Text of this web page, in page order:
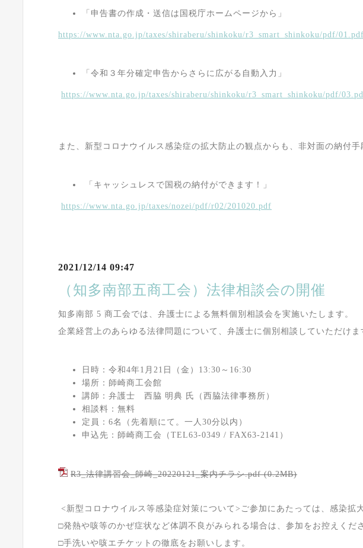
「申告書の作成・送信は国税庁ホームページから」
https://www.nta.go.jp/taxes/shiraberu/shinkoku/r3_smart_shinkoku/pdf/01.pdf
「令和３年分確定申告からさらに広がる自動入力」
https://www.nta.go.jp/taxes/shiraberu/shinkoku/r3_smart_shinkoku/pdf/
また、新型コロナウイルス感染症の拡大防止の観点からも、非対面の納付
「キャッシュレスで国税の納付ができます！」
https://www.nta.go.jp/taxes/nozei/pdf/r02/201020.pdf
2021/12/14 09:47
（知多南部五商工会）法律相談会の開催
知多南部 5 商工会では、弁護士による無料個別相談会を実施いたします。
企業経営上のあらゆる法律問題について、弁護士に個別相談していただけま
日時：令和4年1月21日（金）13:30～16:30
場所：師崎商工会館
講師：弁護士 西脇 明典 氏（西脇法律事務所）
相談料：無料
定員：6名（先着順にて。一人30分以内）
申込先：師崎商工会（TEL63-0349 / FAX63-2141）
R3_法律講習会_師崎_20220121_案内チラシ.pdf (0.2MB)
<新型コロナウイルス等感染症対策について>ご参加にあたっては、感染拡
□発熱や咳等のかぜ症状など体調不良がみられる場合は、参加をお控えくだ
□手洗いや咳エチケットの徹底をお願いします。